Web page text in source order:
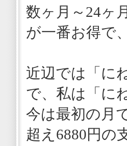
数ヶ月～24ヶ
が一番お得で
近辺では「に
で、私は「に
今は最初の月
超え6880円の